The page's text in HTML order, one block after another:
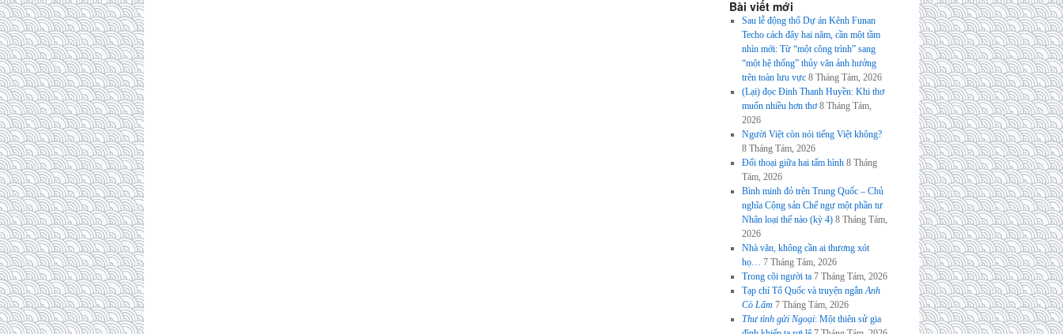
Bài viết mới
Sau lễ động thổ Dự án Kênh Funan
Techo cách đây hai năm, cần một tầm
nhìn mới: Từ “một công trình” sang
“một hệ thống” thủy văn ảnh hưởng
trên toàn lưu vực 8 Tháng Tám, 2026
(Lại) đọc Đinh Thanh Huyền: Khi thơ
muốn nhiều hơn thơ 8 Tháng Tám,
2026
Người Việt còn nói tiếng Việt không?
8 Tháng Tám, 2026
Đối thoại giữa hai tấm hình 8 Tháng
Tám, 2026
Bình minh đỏ trên Trung Quốc – Chủ
nghĩa Cộng sản Chế ngự một phần tư
Nhân loại thế nào (kỳ 4) 8 Tháng Tám,
2026
Nhà văn, không cần ai thương xót
họ… 7 Tháng Tám, 2026
Trong cõi người ta 7 Tháng Tám, 2026
Tạp chí Tổ Quốc và truyện ngắnAnh
Cò Lấm 7 Tháng Tám, 2026
Thư tình gửi Ngoại: Một thiên sử gia